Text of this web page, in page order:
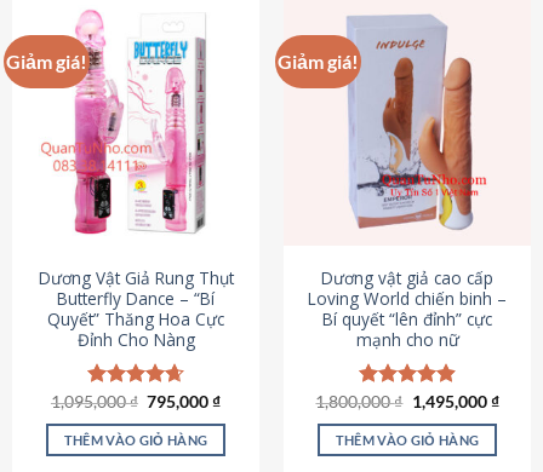
Giảm giá!
Dương Vật Giả Rung Thụt
Butterfly Dance – “Bí
Quyết” Thăng Hoa Cực
Đỉnh Cho Nàng
Được xếp
hạng4.65
5 sao
1,095,000₫ Giá
là:
1,095,000 ₫.
795,000₫Giá
tại
THÊM VÀO GIỎ HÀNG
Giảm giá!
Dương vật giả cao cấp
Loving World chiến binh –
Bí quyết “lên đỉnh” cực
mạnh cho nữ
Được xếp
hạng4.89
5 sao
1,800,000₫ Giá
gốc
là:
1,800,000 ₫.
1,495,000₫Giá
THÊM VÀO GIỎ HÀNG